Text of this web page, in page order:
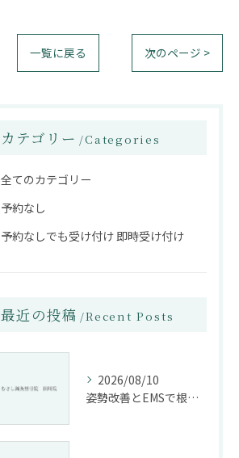
一覧に戻る 次のページ >
カテゴリー Categories
全てのカテゴリー
予約なし
予約なしでも受け付け 即時受け付け
最近の投稿 Recent Posts
2026/08/10
姿勢改善とEMSで根本から腰痛ケアする整骨院の施術法